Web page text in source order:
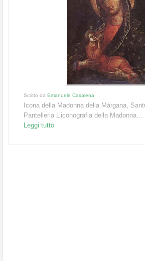
Scritto da Emanuele Casalena
Icona della Madonna della Màrgana,
Pantelleria L’iconografia della Madonna...
Leggi tutto